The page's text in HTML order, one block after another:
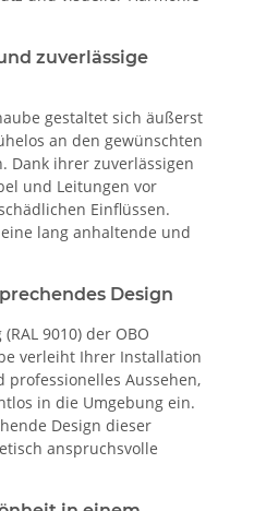
zuverlässige
gestaltet sich äußerst
an den gewünschten
Dank ihrer zuverlässigen
und Leitungen vor
Einflüssen.
lang anhaltende und
Design
9010) der OBO
verleiht Ihrer Installation
Aussehen,
in die Umgebung ein.
Design dieser
anspruchsvolle